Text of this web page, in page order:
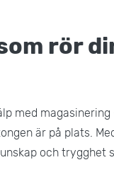
rör
med
är på plats.
och trygghet